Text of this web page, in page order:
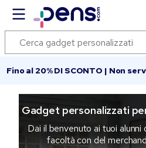
Fino al 20% DI SCONTO | Non
Gadget personalizzati
Dai il benvenuto ai tuoi
facoltà con del